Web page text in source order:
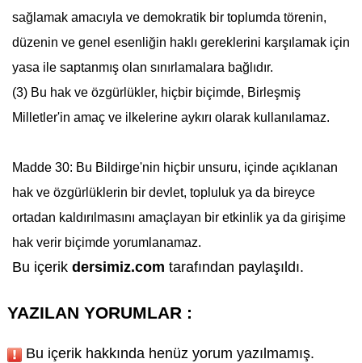
sağlamak amacıyla ve demokratik bir toplumda törenin,
düzenin ve genel esenliğin haklı gereklerini karşılamak için
yasa ile saptanmış olan sınırlamalara bağlıdır.
(3) Bu hak ve özgürlükler, hiçbir biçimde, Birleşmiş
Milletler'in amaç ve ilkelerine aykırı olarak kullanılamaz.
Madde 30: Bu Bildirge'nin hiçbir unsuru, içinde açıklanan
hak ve özgürlüklerin bir devlet, topluluk ya da bireyce
ortadan kaldırılmasını amaçlayan bir etkinlik ya da girişime
hak verir biçimde yorumlanamaz.
Bu içerik dersimiz.com tarafından paylaşıldı.
YAZILAN YORUMLAR :
Bu içerik hakkında henüz yorum yazılmamış.